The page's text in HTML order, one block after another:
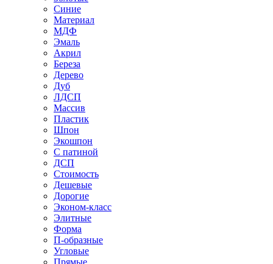
Синие
Материал
МДФ
Эмаль
Акрил
Береза
Дерево
Дуб
ЛДСП
Массив
Пластик
Шпон
Экошпон
С патиной
ДСП
Стоимость
Дешевые
Дорогие
Эконом-класс
Элитные
Форма
П-образные
Угловые
Прямые